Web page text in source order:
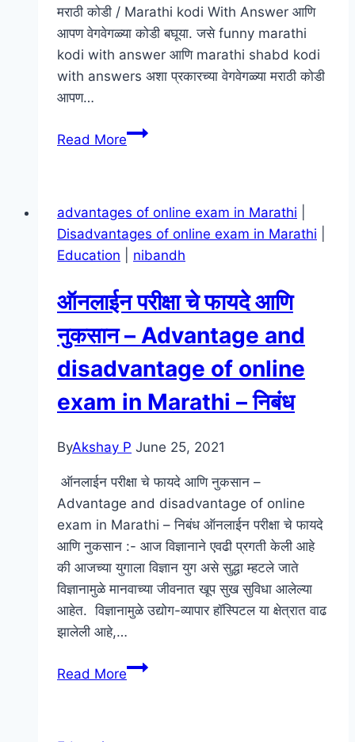
मराठी कोडी / Marathi kodi With Answer आणि
आपण वेगवेगळ्या कोडी बघूया. जसे funny marathi
kodi with answer आणि marathi shabd kodi
with answers अशा प्रकारच्या वेगवेगळ्या मराठी कोडी
आपण…
Read Moreमराठी
|
Marathi
kodi
Answer
Marathi
Puzzles
advantages of online exam in Marathi
Disadvantages of online exam in Marathi
Education
nibandh
ऑनलाईन परीक्षा चे फायदे आणि
नुकसान – Advantage and
disadvantage of online
exam in Marathi – निबंध
ByAkshay P June 25, 2021
ऑनलाईन परीक्षा चे फायदे आणि नुकसान –
Advantage and disadvantage of online
exam in Marathi – निबंध ऑनलाईन परीक्षा चे फायदे
आणि नुकसान :- आज विज्ञानाने एवढी प्रगती केली आहे
की आजच्या युगाला विज्ञान युग असे सुद्धा म्हटले जाते
विज्ञानामुळे मानवाच्या जीवनात खूप सुख सुविधा आलेल्या
आहेत. विज्ञानामुळे उद्योग-व्यापार हॉस्पिटल या क्षेत्रात वाढ
झालेली आहे,…
Read Moreऑनलाईन